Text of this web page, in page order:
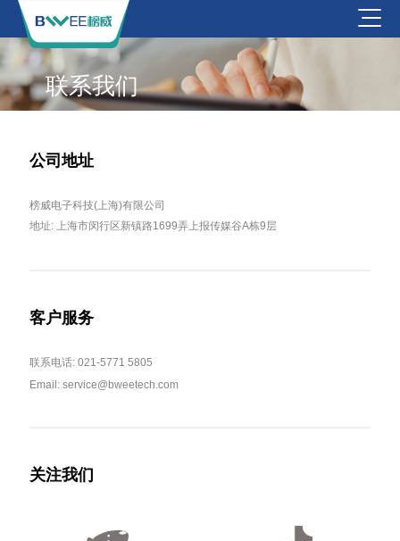
联系我们
公司地址
榜威电子科技(上海)有限公司
地址: 上海市闵行区新镇路1699弄上报传媒谷A栋9层
客户服务
联系电话: 021-5771 5805
Email: service@bweetech.com
关注我们